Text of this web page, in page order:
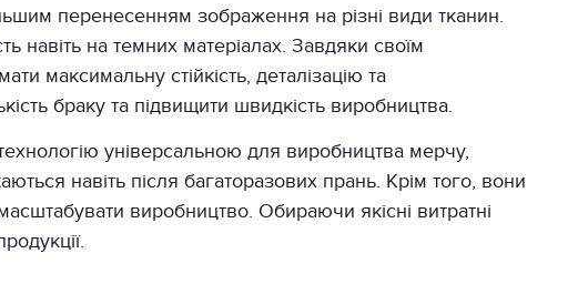
перенесенням зображення на різні види тканин.
навіть на темних матеріалах. Завдяки своїм
максимальну стійкість, деталізацію та
браку та підвищити швидкість виробництва.
універсальною для виробництва мерчу,
навіть після багаторазових прань. Крім того, вони
виробництво. Обираючи якісні витратні